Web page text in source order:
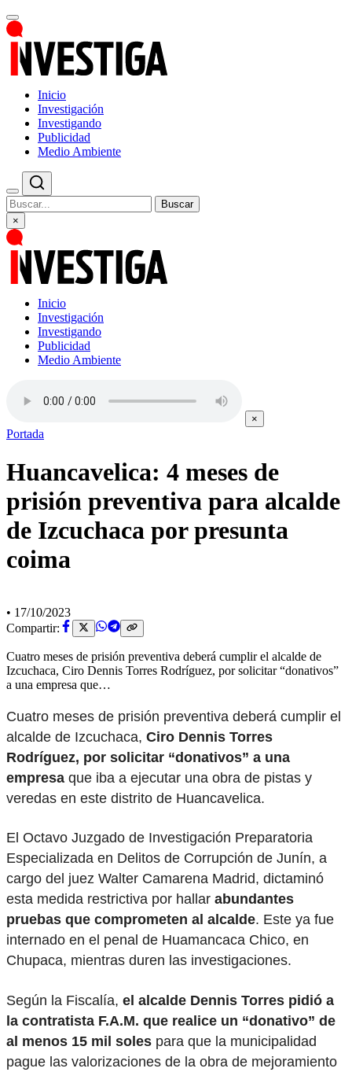
Inicio
Investigación
Investigando
Publicidad
Medio Ambiente
Buscar
×
Inicio
Investigación
Investigando
Publicidad
Medio Ambiente
×
Portada
Huancavelica: 4 meses de
prisión preventiva para alcalde
de Izcuchaca por presunta
coima
• 17/10/2023
Compartir:
Cuatro meses de prisión preventiva deberá cumplir el alcalde de
Izcuchaca, Ciro Dennis Torres Rodríguez, por solicitar “donativos”
a una empresa que…
Cuatro meses de prisión preventiva deberá cumplir el
alcalde de Izcuchaca, Ciro Dennis Torres
Rodríguez, por solicitar “donativos” a una
empresa que iba a ejecutar una obra de pistas y
veredas en este distrito de Huancavelica.
El Octavo Juzgado de Investigación Preparatoria
Especializada en Delitos de Corrupción de Junín, a
cargo del juez Walter Camarena Madrid, dictaminó
esta medida restrictiva por hallar abundantes
pruebas que comprometen al alcalde. Este ya fue
internado en el penal de Huamancaca Chico, en
Chupaca, mientras duren las investigaciones.
Según la Fiscalía, el alcalde Dennis Torres pidió a
la contratista F.A.M. que realice un “donativo” de
al menos 15 mil soles para que la municipalidad
pague las valorizaciones de la obra de mejoramiento